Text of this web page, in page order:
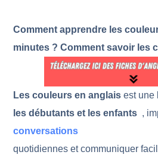
Comment apprendre les
minutes ? Comment savoir les
Les couleurs en anglais est une
les débutants et les enfants ,
conversations
quotidiennes et communiquer